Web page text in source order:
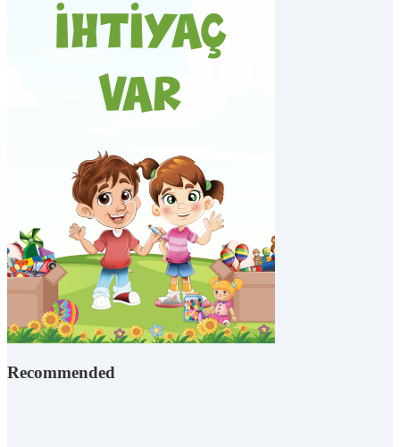
Recommended